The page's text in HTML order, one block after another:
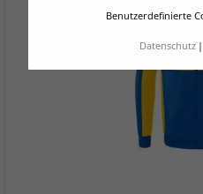
Benutzerdefinierte
Datenschutz